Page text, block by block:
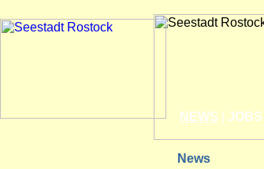
NEWS JOBS
News